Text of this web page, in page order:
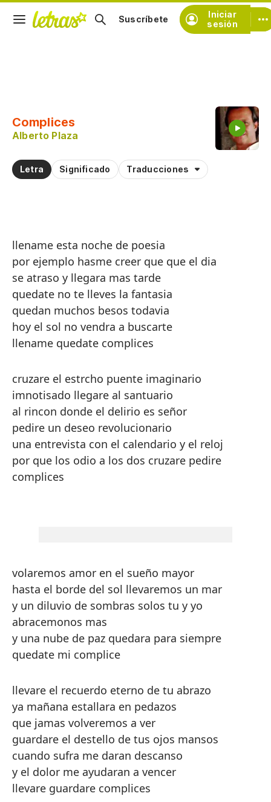
Iniciar
sesión
Suscríbete
Complices
Alberto Plaza
Letra Significado Traducciones
llename esta noche de poesia
por ejemplo hasme creer que que el dia
se atraso y llegara mas tarde
quedate no te lleves la fantasia
quedan muchos besos todavia
hoy el sol no vendra a buscarte
llename quedate complices
cruzare el estrcho puente imaginario
imnotisado llegare al santuario
al rincon donde el delirio es señor
pedire un deseo revolucionario
una entrevista con el calendario y el reloj
por que los odio a los dos cruzare pedire
complices
volaremos amor en el sueño mayor
hasta el borde del sol llevaremos un mar
y un diluvio de sombras solos tu y yo
abracemonos mas
y una nube de paz quedara para siempre
quedate mi complice
llevare el recuerdo eterno de tu abrazo
ya mañana estallara en pedazos
que jamas volveremos a ver
guardare el destello de tus ojos mansos
cuando sufra me daran descanso
y el dolor me ayudaran a vencer
llevare guardare complices
Practicar la pronunciación de